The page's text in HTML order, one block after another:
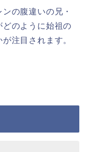
の腹違いの兄・
のように始祖の
注目されます。